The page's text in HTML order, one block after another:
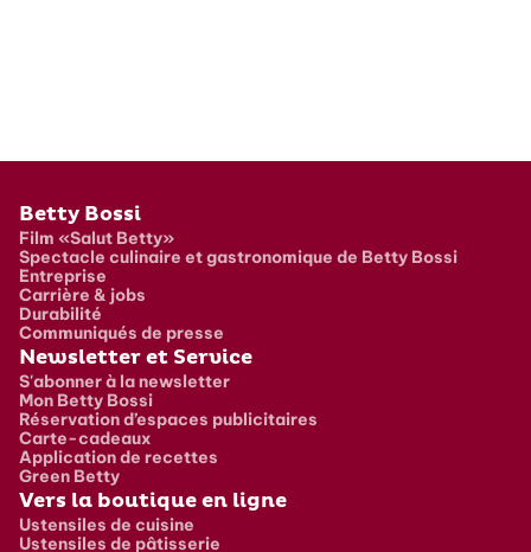
Pied de page
Betty Bossi
Film «Salut Betty»
Spectacle culinaire et gastronomique de Betty Bossi
Entreprise
Carrière & jobs
Durabilité
Communiqués de presse
Newsletter et Service
S'abonner à la newsletter
Mon Betty Bossi
Réservation d’espaces publicitaires
Carte-cadeaux
Application de recettes
Green Betty
Vers la boutique en ligne
Ustensiles de cuisine
Ustensiles de pâtisserie